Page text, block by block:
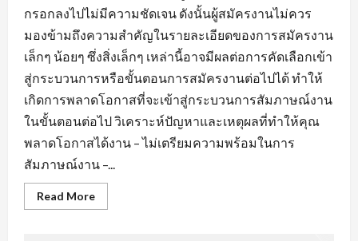
กรอกลงไปไม่มีความชัดเจน ดังนั้นผู้สมัครงานไม่ควร
มองข้ามถึงความสำคัญในรายละเอียดของการสมัครงาน
เล็กๆ น้อยๆ ซึ่งสิ่งเล็กๆ เหล่านี้อาจมีผลต่อการคัดเลือกเข้า
สู่กระบวนการหรือขั้นตอนการสมัครงานต่อไปได้ ทำให้
เกิดการพลาดโอกาสที่จะเข้าสู่กระบวนการสัมภาษณ์งาน
ในขั้นตอนต่อไป วิเคราะห์ปัญหาและเหตุผลที่ทำให้คุณ
พลาดโอกาสได้งาน – ไม่เตรียมความพร้อมในการ
สัมภาษณ์งาน –...
Read MoreRead
more